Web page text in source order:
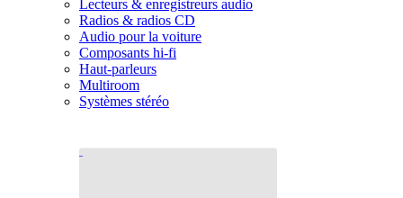
Lecteurs & enregistreurs audio
Radios & radios CD
Audio pour la voiture
Composants hi-fi
Haut-parleurs
Multiroom
Systèmes stéréo